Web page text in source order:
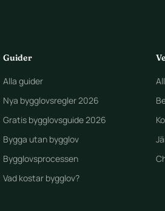
Guider
Alla guider
Nya bygglovsregler 2026
Gratis bygglovsguide 2026
Bygga utan bygglov
Bygglovsprocessen
Vad kostar bygglov?